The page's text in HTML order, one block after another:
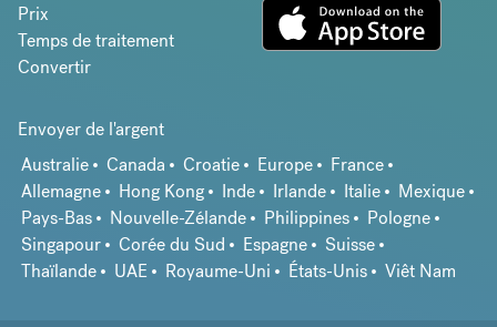
Prix
Temps de traitement
Convertir
Envoyer de l'argent
Australie
Canada Croatie Europe
France
Allemagne
Hong Kong Inde Irlande Italie
Mexique
Pays-Bas
Nouvelle-Zélande Philippines
Pologne
Singapour
Corée du Sud Espagne
Suisse
Thaïlande
UAE Royaume-Uni États-Unis Viêt Nam